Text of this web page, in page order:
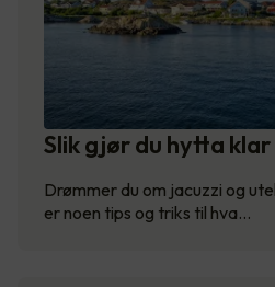
Slik gjør du hytta
Drømmer du om jacuzzi og
er noen tips og triks til hva…